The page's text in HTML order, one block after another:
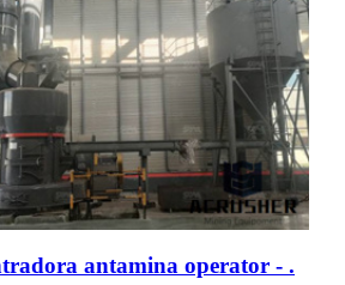
antamina operator - .